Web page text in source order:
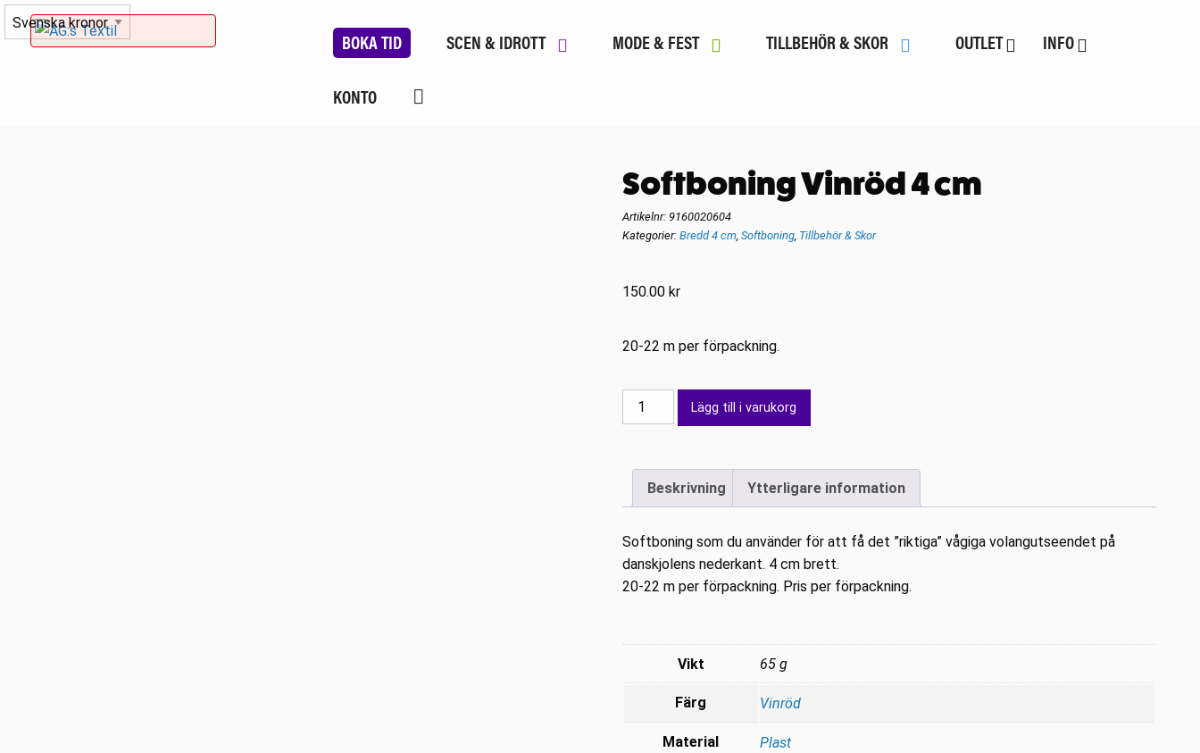
BOKA TID SCEN & IDROTT MODE & FEST TILLBEHÖR & SKOR OUTLET INFO
KONTO
Softboning Vinröd 4 cm
Artikelnr: 9160020604
Kategorier: Bredd 4 cm, Softboning, Tillbehör & Skor
150.00 kr
20-22 m per förpackning.
Softboning
Vinröd
cm
mängd
Lägg till i varukorg
Beskrivning Ytterligare information
Softboning som du använder för att få det ”riktiga” vågiga volangutseendet på
danskjolens nederkant. 4 cm brett.
20-22 m per förpackning. Pris per förpackning.
Vikt 65 g
Färg Vinröd
Material Plast